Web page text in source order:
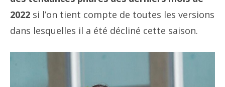
2022 si l’on tient compte de toutes les versions
dans lesquelles il a été décliné cette saison.